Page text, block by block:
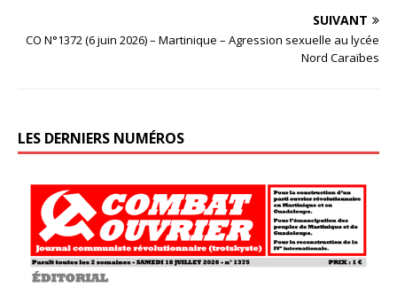
SUIVANT
CO N°1372 (6 juin 2026) – Martinique – Agression sexuelle au lycée
Nord Caraïbes
LES DERNIERS NUMÉROS